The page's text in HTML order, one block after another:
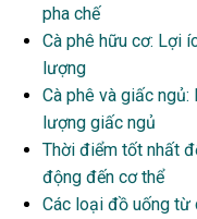
pha chế
Cà phê hữu cơ: Lợi
lượng
Cà phê và giấc
lượng giấc ngủ
Thời điểm tốt nhất
động đến cơ thể
Các loại đồ uống từ